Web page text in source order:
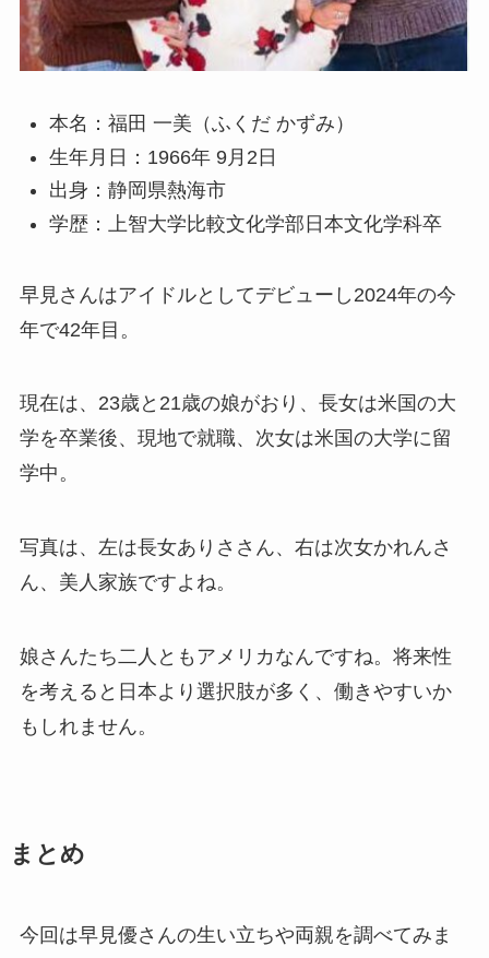
本名：福田 一美（ふくだ かずみ）
生年月日：1966年 9月2日
出身：静岡県熱海市
学歴：上智大学比較文化学部日本文化学科卒
早見さんはアイドルとしてデビューし2024年の今
年で42年目。
現在は、23歳と21歳の娘がおり、長女は米国の大
学を卒業後、現地で就職、次女は米国の大学に留
学中。
写真は、左は長女ありささん、右は次女かれんさ
ん、美人家族ですよね。
娘さんたち二人ともアメリカなんですね。将来性
を考えると日本より選択肢が多く、働きやすいか
もしれません。
まとめ
今回は早見優さんの生い立ちや両親を調べてみま